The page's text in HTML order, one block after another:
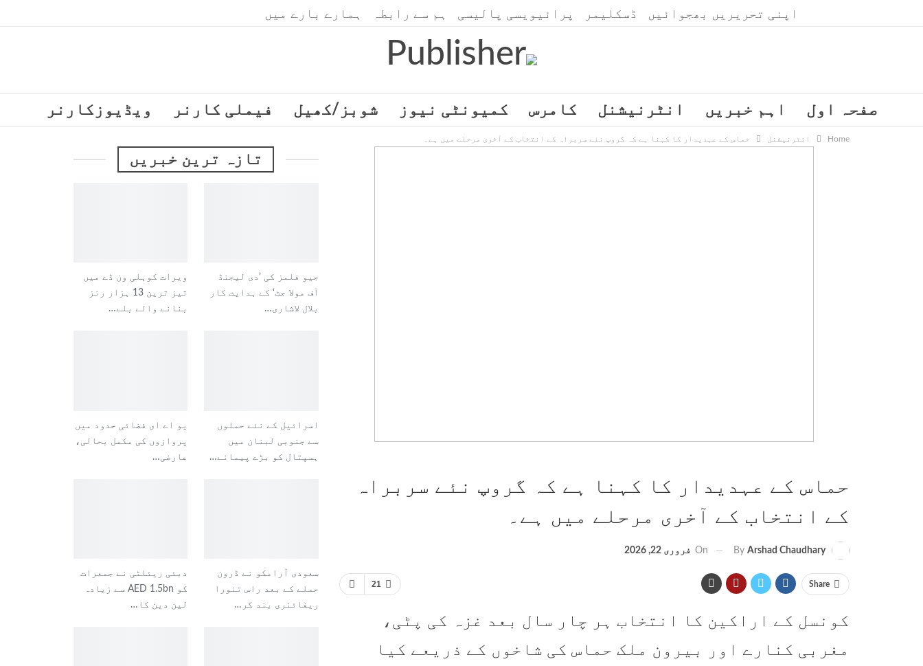
اپنی تحریریں بھجوائیں ڈسکلیمر پرائیویسی پالیسی ہم سے رابطہ ہمارے بارے میں
صفحہ اول اہم خبریں انٹرنیشنل کامرس کمیونٹی نیوز شوبز/کھیل فیملی کارنر
ویڈیوزکارنر
Gulf Time
SWITCH TO ENGLISH
Home انٹرنیشنل حماس کے عہدیدار کا کہنا ہے کہ گروپ نئے سربراہ کے انتخاب کے آخری مرحلے میں ہے۔
حماس کے عہدیدار کا کہنا ہے کہ گروپ نئے سربراہ
کے انتخاب کے آخری مرحلے میں ہے۔
By Arshad Chaudhary
On فروری 22, 2026
21 Share
کونسل کے اراکین کا انتخاب ہر چار سال بعد غزہ کی پٹی،
مغربی کنارے اور بیرون ملک حماس کی شاخوں کے ذریعے کیا
تازہ ترین خبریں
جیو فلمز کی ’دی لیجنڈ
آف مولا جٹ‘ کے ہدایت کار
بلال لاشاری…
ویرات کوہلی ون ڈے میں
تیز ترین 13 ہزار رنز
بنانے والے بلے…
اسرائیل کے نئے حملوں
سے جنوبی لبنان میں
ہسپتال کو بڑے پیمانے…
یو اے ای فضائی حدود میں
پروازوں کی مکمل بحالی،
عارضی…
سعودی آرامکو نے ڈرون
حملے کے بعد راس تنورا
ریفائنری بند کر…
دبئی ریئلٹی نے جمعرات
کو AED 1.5bn سے زیادہ
لین دین کا…